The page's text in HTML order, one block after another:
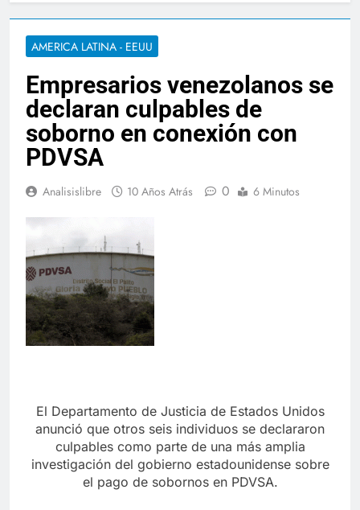
AMERICA LATINA - EEUU
Empresarios venezolanos se
declaran culpables de
soborno en conexión con
PDVSA
Analisislibre 10 Años Atrás 0 6 Minutos
El Departamento de Justicia de Estados Unidos
anunció que otros seis individuos se declararon
culpables como parte de una más amplia
investigación del gobierno estadounidense sobre
el pago de sobornos en PDVSA.